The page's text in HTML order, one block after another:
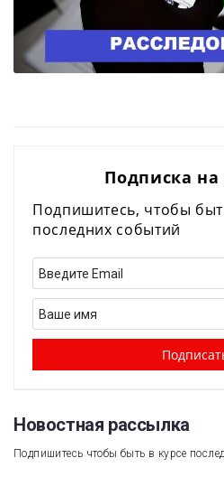
Подписка на
Подпишитесь, чтобы
последних событий
Новостная рассылка​
Подпишитесь чтобы быть в курсе